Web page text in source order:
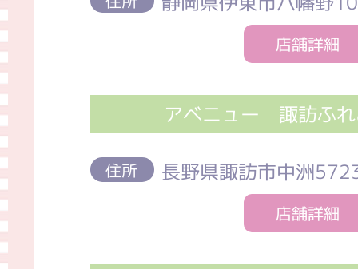
店舗詳細
アベニュー 諏訪ふ
住所 長野県諏訪市中洲
店舗詳細